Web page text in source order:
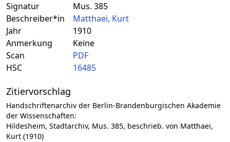
Signatur
Mus. 385
Beschreiber*in
Matthaei, Kurt
Jahr
1910
Anmerkung
Keine
Scan
PDF
HSC
16485
Zitiervorschlag
Handschriftenarchiv der Berlin-Brandenburgischen Akademie
der Wissenschaften:
Hildesheim, Stadtarchiv, Mus. 385, beschrieb. von Matthaei,
Kurt (1910)